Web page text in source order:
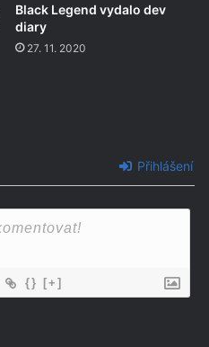
Black Legend vydalo dev
diary
27. 11. 2020
Přihlášení
{} [+]